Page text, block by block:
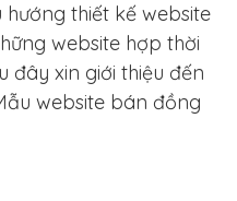
thiết kế website
website hợp thời
đây xin giới thiệu đến
website bán đồng